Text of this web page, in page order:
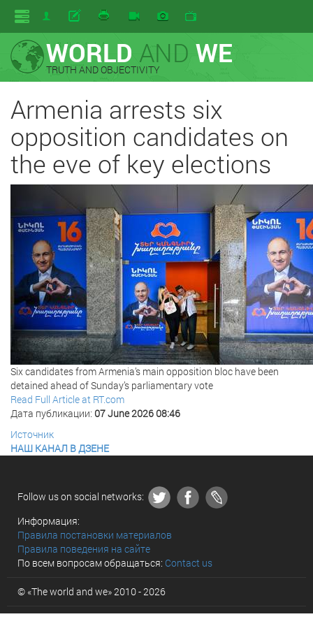
WORLD AND WE
TRUTH AND OBJECTIVITY
Armenia arrests six
opposition candidates on
the eve of key elections
Six candidates from Armenia’s main opposition bloc have been
detained ahead of Sunday’s parliamentary vote
Read Full Article at RT.com
Дата публикации: 07 June 2026 08:46
Источник
НАШ КАНАЛ В ДЗЕНЕ
Follow us on social networks:
Информация:
Правила постановки материалов
Правила поведения на сайте
По всем вопросам обращаться: Contact us
© «The world and we» 2010 - 2026